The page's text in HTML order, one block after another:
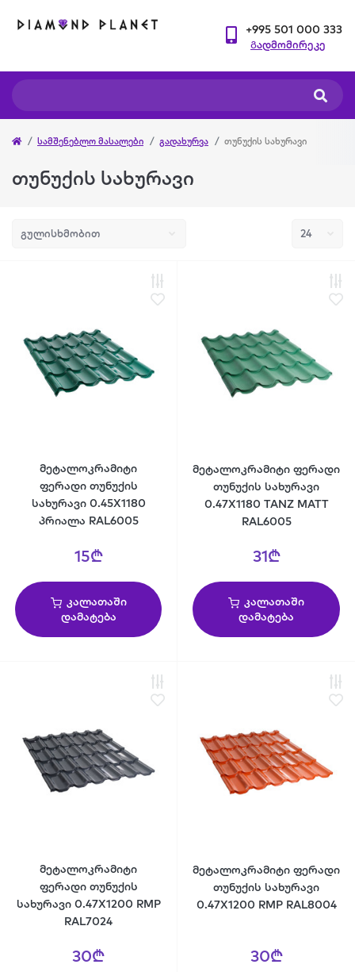
+995 501 000 333
Გადმომირეკე
სამშენებლო მასალები გადახურვა თუნუქის სახურავი
თუნუქის სახურავი
მეტალოკრამიტი
ფერადი თუნუქის
სახურავი 0.45X1180
პრიალა RAL6005
15₾
კალათაში
დამატება
მეტალოკრამიტი ფერადი
თუნუქის სახურავი
0.47X1180 TANZ MATT
RAL6005
31₾
კალათაში
დამატება
მეტალოკრამიტი
ფერადი თუნუქის
სახურავი 0.47X1200 RMP
RAL7024
30₾
მეტალოკრამიტი ფერადი
თუნუქის სახურავი
0.47X1200 RMP RAL8004
30₾